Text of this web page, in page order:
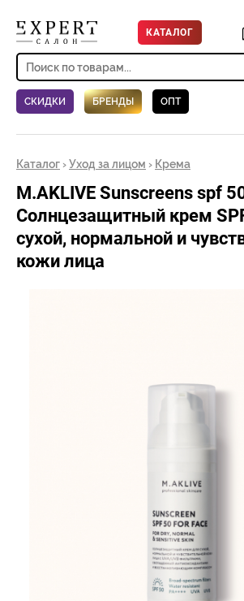
СКИДКИ БРЕНДЫ ОПТ
КАТАЛОГ
Каталог ›Уход за лицом › Крема
M.AKLIVE Sunscreens spf
Солнцезащитный крем
сухой, нормальной и
кожи лица